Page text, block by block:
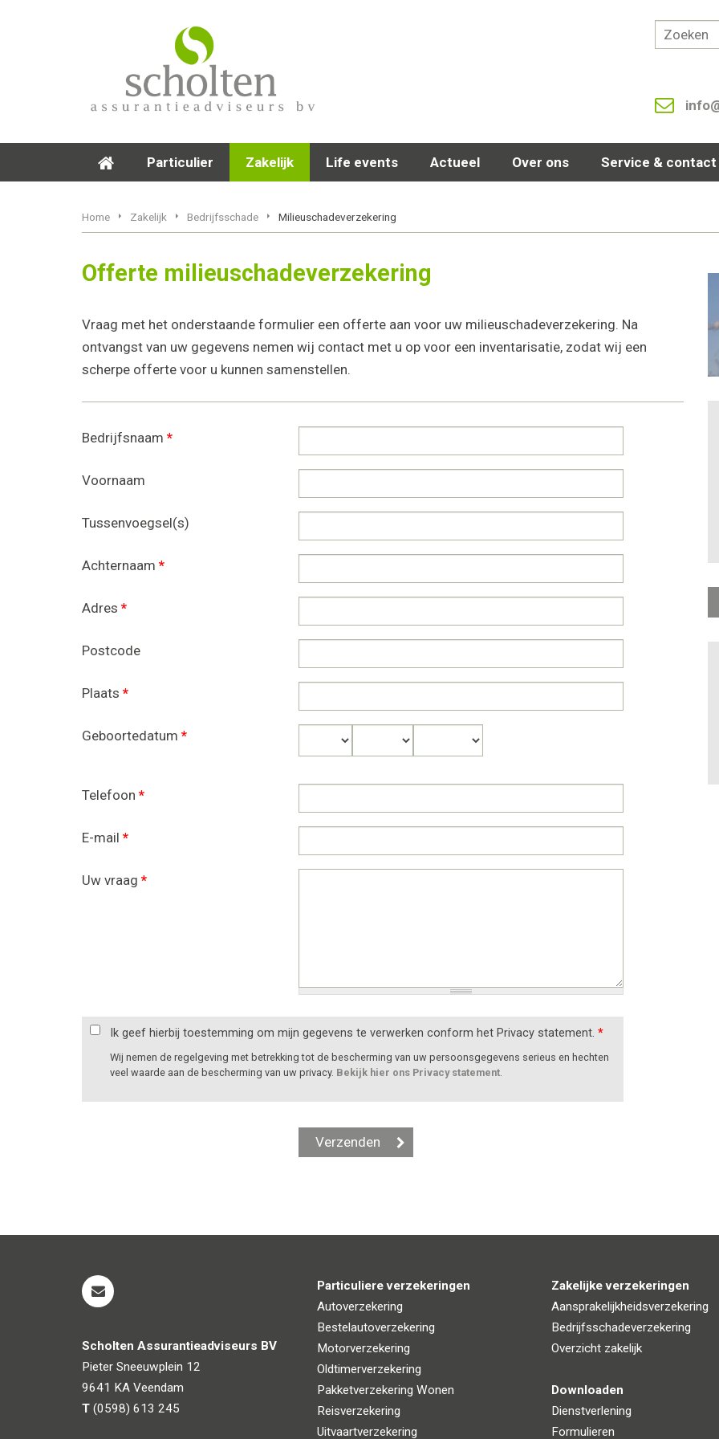
Particulier Zakelijk Life events Actueel Over ons Service & contact
Home Zakelijk Bedrijfsschade Milieuschadeverzekering
Offerte milieuschadeverzekering
Vraag met het onderstaande formulier een offerte aan voor uw milieuschadeverzekering. Na
ontvangst van uw gegevens nemen wij contact met u op voor een inventarisatie, zodat wij een
scherpe offerte voor u kunnen samenstellen.
Bedrijfsnaam *
Voornaam
Tussenvoegsel(s)
Achternaam *
Adres *
Postcode
Plaats *
Geboortedatum *
Telefoon *
E-mail *
Uw vraag *
Ik geef hierbij toestemming om mijn gegevens te verwerken conform het Privacy statement. *
Wij nemen de regelgeving met betrekking tot de bescherming van uw persoonsgegevens serieus en hechten
veel waarde aan de bescherming van uw privacy. Bekijk hier ons Privacy statement
Scholten Assurantieadviseurs BV
Pieter Sneeuwplein 12
9641 KA Veendam
T (0598) 613 245
Particuliere verzekeringen
Autoverzekering
Bestelautoverzekering
Motorverzekering
Oldtimerverzekering
Pakketverzekering Wonen
Reisverzekering
Uitvaartverzekering
Zakelijke verzekeringen
Aansprakelijkheidsverzekering
Bedrijfsschadeverzekering
Overzicht zakelijk
Downloaden
Dienstverlening
Formulieren